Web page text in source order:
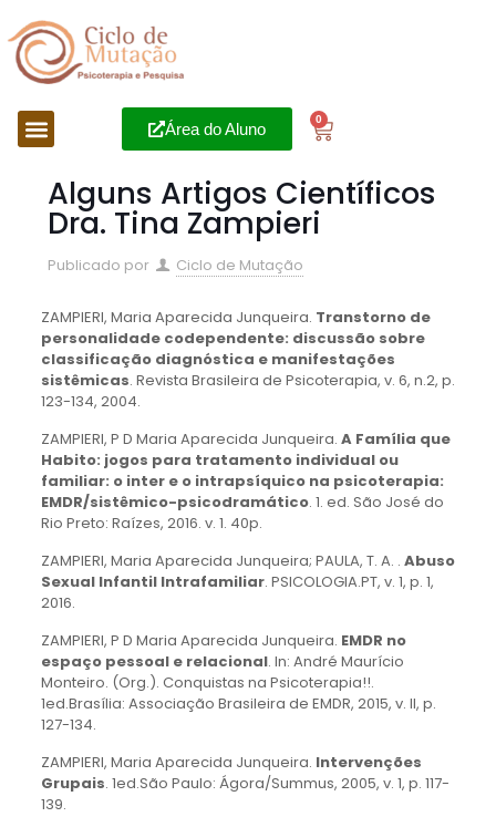
Área do Aluno
0
Alguns Artigos Científicos
Dra. Tina Zampieri
Publicado por Ciclo de Mutação
ZAMPIERI, Maria Aparecida Junqueira. Transtorno de
personalidade codependente: discussão sobre
classificação diagnóstica e manifestações
sistêmicas. Revista Brasileira de Psicoterapia, v. 6, n.2, p.
123-134, 2004.
ZAMPIERI, P D Maria Aparecida Junqueira. A Família que
Habito: jogos para tratamento individual ou
familiar: o inter e o intrapsíquico na psicoterapia:
EMDR/sistêmico-psicodramático. 1. ed. São José do
Rio Preto: Raízes, 2016. v. 1. 40p.
ZAMPIERI, Maria Aparecida Junqueira; PAULA, T. A. . Abuso
Sexual Infantil Intrafamiliar. PSICOLOGIA.PT, v. 1, p. 1,
2016.
ZAMPIERI, P D Maria Aparecida Junqueira. EMDR no
espaço pessoal e relacional. In: André Maurício
Monteiro. (Org.). Conquistas na Psicoterapia!!.
1ed.Brasília: Associação Brasileira de EMDR, 2015, v. II, p.
127-134.
ZAMPIERI, Maria Aparecida Junqueira. Intervenções
Grupais. 1ed.São Paulo: Ágora/Summus, 2005, v. 1, p. 117-
139.